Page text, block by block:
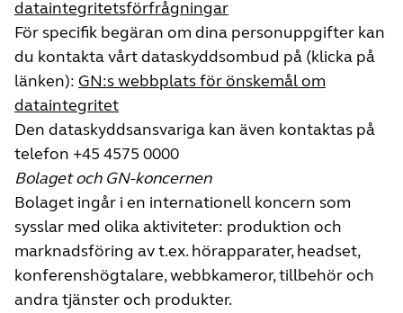
dataintegritetsförfrågningar
För specifik begäran om dina personuppgifter kan
du kontakta vårt dataskyddsombud på (klicka på
länken): GN:s webbplats för önskemål om
dataintegritet
Den dataskyddsansvariga kan även kontaktas på
telefon +45 4575 0000
Bolaget och GN-koncernen
Bolaget ingår i en internationell koncern som
sysslar med olika aktiviteter: produktion och
marknadsföring av t.ex. hörapparater, headset,
konferenshögtalare, webbkameror, tillbehör och
andra tjänster och produkter.